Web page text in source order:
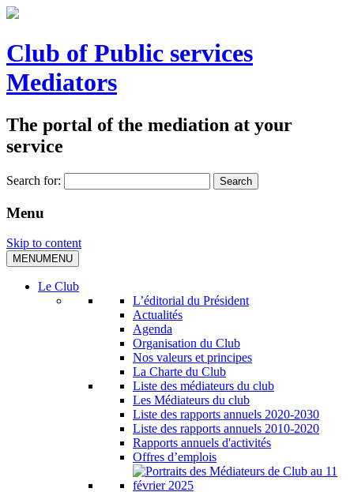
Club of Public services
Mediators
The portal of the mediation at your
service
Search for:
Menu
Skip to content
MENUMENU
Le Club
L’éditorial du Président
Actualités
Agenda
Organisation du Club
Nos valeurs et principes
La Charte du Club
Liste des médiateurs du club
Les Médiateurs du club
Liste des rapports annuels 2020-2030
Liste des rapports annuels 2010-2020
Rapports annuels d'activités
Offres d’emplois